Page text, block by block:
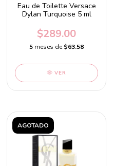
Eau de Toilette Versace
Dylan Turquoise 5 ml
$289.00
5 meses de$63.58
VER
AGOTADO